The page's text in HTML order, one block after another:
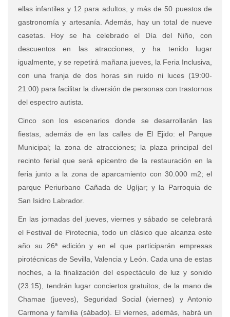
ellas infantiles y 12 para adultos, y más de 50 puestos de
gastronomía y artesanía. Además, hay un total de nueve
casetas.
Hoy se ha celebrado el Día del Niño, con
descuentos en las atracciones, y ha tenido lugar
igualmente, y se repetirá mañana jueves, la Feria Inclusiva,
con una franja de dos horas sin ruido ni luces (19:00-
21:00) para facilitar la diversión de personas con trastornos
del espectro autista.
Cinco son los escenarios donde se desarrollarán las
fiestas, además de en las calles de El Ejido: el Parque
Municipal; la zona de atracciones; la plaza principal del
recinto ferial que será epicentro de la restauración en la
feria junto a la zona de aparcamiento con 30.000 m2; el
parque Periurbano Cañada de Ugíjar; y la Parroquia de
San Isidro Labrador.
En las jornadas del jueves, viernes y sábado se celebrará
el Festival de Pirotecnia, todo un clásico que alcanza este
año su 26ª edición y en el que participarán empresas
pirotécnicas de Sevilla, Valencia y León. Cada una de estas
noches, a la finalización del espectáculo de luz y sonido
(23.15), tendrán lugar conciertos gratuitos, de la mano de
Chamae (jueves), Seguridad Social (viernes) y Antonio
Carmona y familia (sábado). El viernes, además, habrá un